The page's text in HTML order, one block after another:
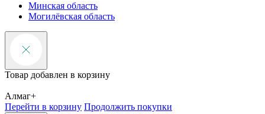
Минская область
Могилёвская область
Товар добавлен в корзину
Алмаг+
Перейти в корзину Продолжить покупки